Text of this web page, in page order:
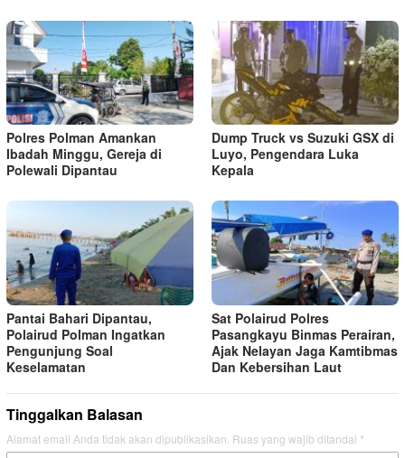
Polres Polman Amankan
Ibadah Minggu, Gereja di
Polewali Dipantau
Dump Truck vs Suzuki GSX di
Luyo, Pengendara Luka
Kepala
Pantai Bahari Dipantau,
Polairud Polman Ingatkan
Pengunjung Soal
Keselamatan
Sat Polairud Polres
Pasangkayu Binmas Perairan,
Ajak Nelayan Jaga Kamtibmas
Dan Kebersihan Laut
Tinggalkan Balasan
Alamat email Anda tidak akan dipublikasikan. Ruas yang wajib ditandai *